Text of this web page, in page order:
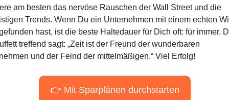
am besten das nervöse Rauschen der Wall Street und die
Trends. Wenn Du ein Unternehmen mit einem echten
hast, ist die beste Haltedauer für Dich oft: für immer.
treffend sagt: „Zeit ist der Freund der wunderbaren
und der Feind der mittelmäßigen.“ Viel Erfolg!
👉 Mit Sparplänen durchstarten